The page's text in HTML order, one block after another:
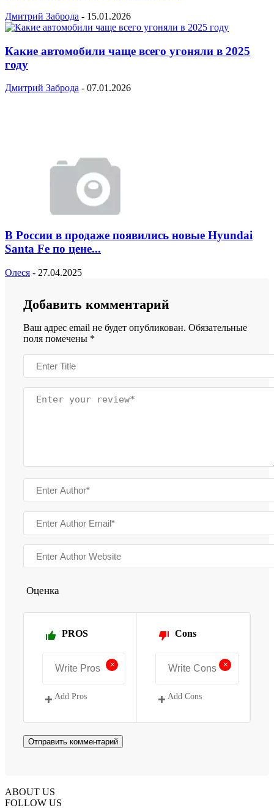
Дмитрий Заброда - 15.01.2026
Какие автомобили чаще всего угоняли в 2025
году
Дмитрий Заброда - 07.01.2026
В России в продаже появились новые Hyundai
Santa Fe по цене...
Олеся - 27.04.2025
Добавить комментарий
Ваш адрес email не будет опубликован. Обязательные
поля помечены *
Оценка
PROS
+
Add Pros
Cons
+
Add Cons
ABOUT US
FOLLOW US